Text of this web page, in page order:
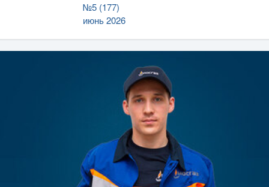
№5 (177)
июнь 2026